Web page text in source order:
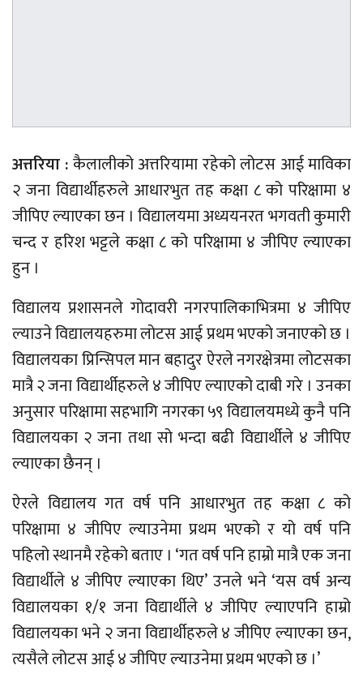
अत्तरिया :कैलालीको अत्तरियामा रहेको लोटस आई माविका
२ जना विद्यार्थीहरुले आधारभुत तह कक्षा ८ को परिक्षामा ४
जीपिए ल्याएका छन । विद्यालयमा अध्ययनरत भगवती कुमारी
चन्द र हरिश भट्टले कक्षा ८ को परिक्षामा ४ जीपिए ल्याएका
हुन ।
विद्यालय प्रशासनले गोदावरी नगरपालिकाभित्रमा ४ जीपिए
ल्याउने विद्यालयहरुमा लोटस आई प्रथम भएको जनाएको छ ।
विद्यालयका प्रिन्सिपल मान बहादुर ऐरले नगरक्षेत्रमा लोटसका
मात्रै २ जना विद्यार्थीहरुले ४ जीपिए ल्याएको दाबी गरे । उनका
अनुसार परिक्षामा सहभागि नगरका ५९ विद्यालयमध्ये कुनै पनि
विद्यालयका २ जना तथा सो भन्दा बढी विद्यार्थीले ४ जीपिए
ल्याएका छैनन् ।
ऐरले विद्यालय गत वर्ष पनि आधारभुत तह कक्षा ८ को
परिक्षामा ४ जीपिए ल्याउनेमा प्रथम भएको र यो वर्ष पनि
पहिलो स्थानमै रहेको बताए । ‘गत वर्ष पनि हाम्रो मात्रै एक जना
विद्यार्थीले ४ जीपिए ल्याएका थिए’ उनले भने ‘यस वर्ष अन्य
विद्यालयका १/१ जना विद्यार्थीले ४ जीपिए ल्याएपनि हाम्रो
विद्यालयका भने २ जना विद्यार्थीहरुले ४ जीपिए ल्याएका छन,
त्यसैले लोटस आई ४ जीपिए ल्याउनेमा प्रथम भएको छ ।’